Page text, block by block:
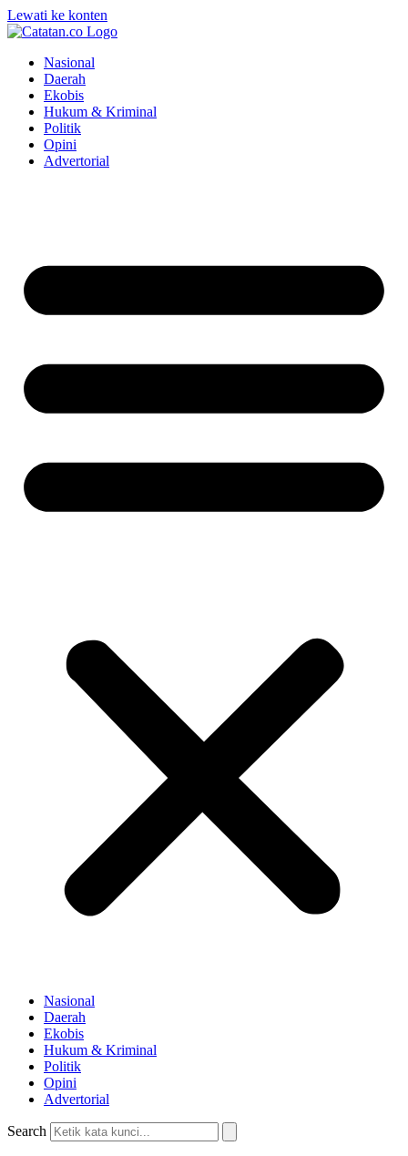
Lewati ke konten
Nasional
Daerah
Ekobis
Hukum & Kriminal
Politik
Opini
Advertorial
Nasional
Daerah
Ekobis
Hukum & Kriminal
Politik
Opini
Advertorial
Search